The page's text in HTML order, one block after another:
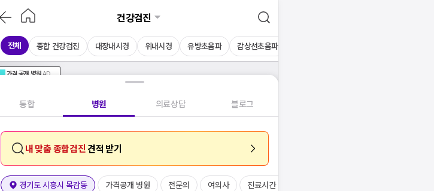
건강검진
전체 종합 건강검진 대장내시경 위내시경 유방초음파 갑상선초음파
가격공개 병원AD
통합 병원 의료상담 블로그
내 맞춤 종합검진 견적 받기
경기도 시흥시 목감동 가격공개 병원 전문의 여의사 진료시간